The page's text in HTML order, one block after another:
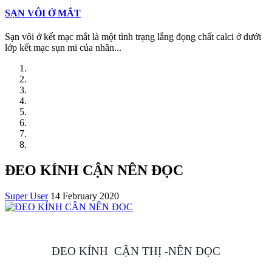
SẠN VÔI Ở MẮT
Sạn vôi ở kết mạc mắt là một tình trạng lắng đọng chất calci ở dưới
lớp kết mạc sụn mi của nhãn...
ĐEO KÍNH CẬN NÊN ĐỌC
Super User 14 February 2020
ĐEO KÍNH CẬN THỊ -NÊN ĐỌC